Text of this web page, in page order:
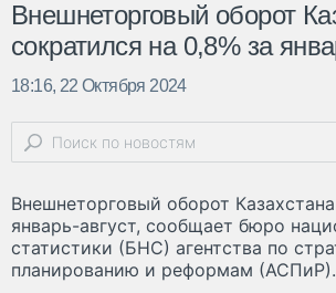
Внешнеторговый оборот
сократился на 0,8% за
18:16, 22 Октября 2024
Внешнеторговый оборот
январь-август, сообщает бюро
статистики (БНС) агентства по
планированию и реформам (АСПиР).